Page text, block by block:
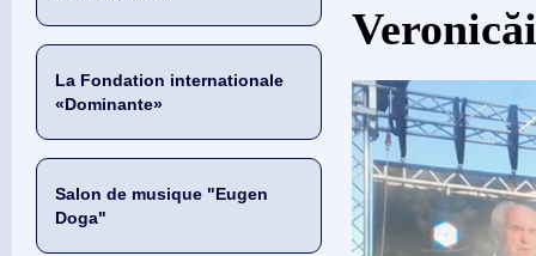
La Fondation internationale
«Dominante»
Salon de musique "Eugen
Doga"